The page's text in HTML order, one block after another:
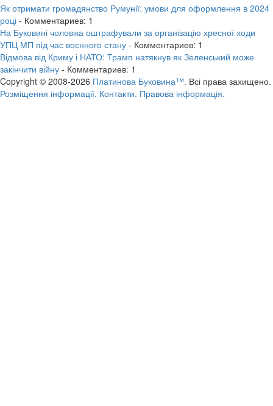
Як отримати громадянство Румунії: умови для оформлення в 2024
році - Комментариев: 1
На Буковині чоловіка оштрафували за організацію хресної ходи
УПЦ МП під час воєнного стану - Комментариев: 1
Відмова від Криму і НАТО: Трамп натякнув як Зеленський може
закінчити війну - Комментариев: 1
Copyright © 2008-2026 Платинова Буковина™. Всі права захищено.
Розміщення інформації. Контакти. Правова інформація.